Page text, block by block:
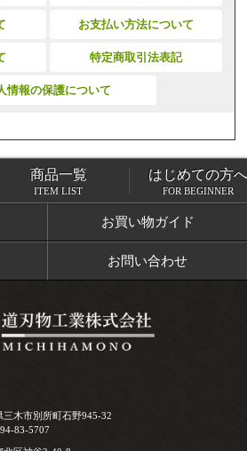
お支払い方法について
特定商取引法表記
情報の保護について
商品一覧
お買い物ガイド
お問い合わせ
商品一覧
ITEM LIST
はじめての方へ
FOR BEGINNER
市別所町石野945-32
83-5707